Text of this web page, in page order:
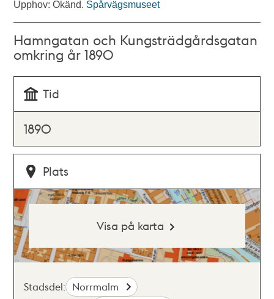
Upphov: Okänd. Spårvägsmuseet
Hamngatan och Kungsträdgårdsgatan
omkring år 1890
Tid
1890
Plats
Visa på karta
Stadsdel: Norrmalm